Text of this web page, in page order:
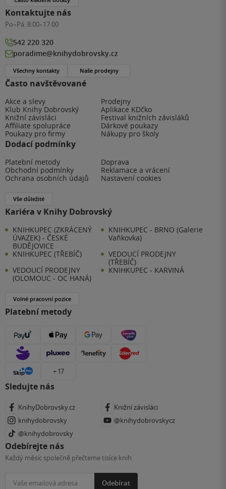
Často navštěvované
Akce a slevy
Prodejny
Klub Knihy Dobrovský
Aplikace KDčko
Knižní závisláci
Festival knižních závisláků
Affiliate spolupráce
Dárkové poukazy
Poukazy pro firmy
Nákupy pro školy
Dodací podmínky
Platební metody
Doprava
Obchodní podmínky
Reklamace a vrácení
Ochrana osobních údajů
Nastavení cookies
Vše důležité
Kariéra v Knihy Dobrovský
KNIHKUPEC (ZKRÁCENÝ
ÚVAZEK) - ČESKÉ
BUDĚJOVICE
KNIHKUPEC - BRNO (Galerie
Vaňkovka)
KNIHKUPEC (TŘEBÍČ)
VEDOUCÍ PRODEJNY
(TŘEBÍČ)
VEDOUCÍ PRODEJNY
(OLOMOUC - OC HANÁ)
KNIHKUPEC - KARVINÁ
Volné pracovní pozice
Platební metody
+ 17
Sledujte nás
KnihyDobrovsky.cz
Knižní závisláci
knihydobrovsky
@knihydobrovskycz
@knihydobrovsky
Odebírejte nás
Každý měsíc společně přečteme tisíce knih
Odebírat
Kontaktujte nás
Po–Pá: 8:00–17:00
542 220 320
poradime@knihydobrovsky.cz
Všechny kontakty Naše prodejny